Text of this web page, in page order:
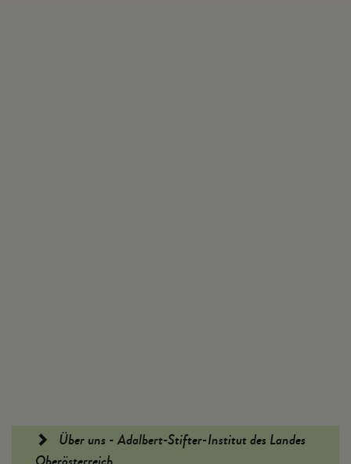
Fußleiste
Über uns - Adalbert-Stifter-Institut des Landes